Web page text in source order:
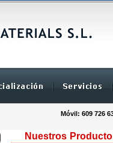
Móvil: 609 726
Nuestros